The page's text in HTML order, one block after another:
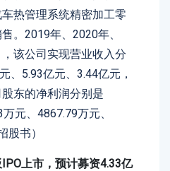
热管理系统精密加工零
。2019年、2020年、
该公司实现营业收入分
、5.93亿元、3.44亿元，
东的净利润分别是
元、4867.79万元、
股书）
上市，预计募资4.33亿